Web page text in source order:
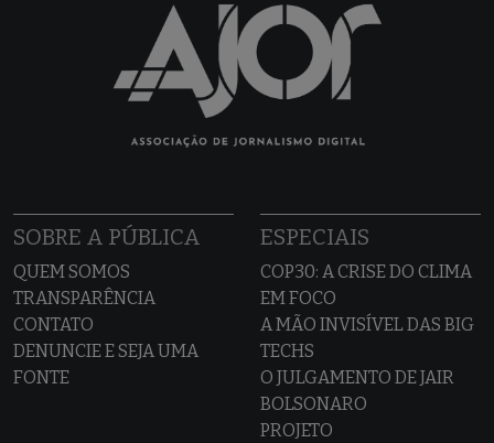
SOBRE A PÚBLICA
QUEM SOMOS
TRANSPARÊNCIA
CONTATO
DENUNCIE E SEJA UMA
FONTE
ESPECIAIS
COP30: A CRISE DO CLIMA
EM FOCO
A MÃO INVISÍVEL DAS BIG
TECHS
O JULGAMENTO DE JAIR
BOLSONARO
PROJETO